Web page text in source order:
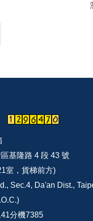
基隆路 4 段 43 號
室，貨梯前方)
Sec.4, Da'an Dist.,
分機7385